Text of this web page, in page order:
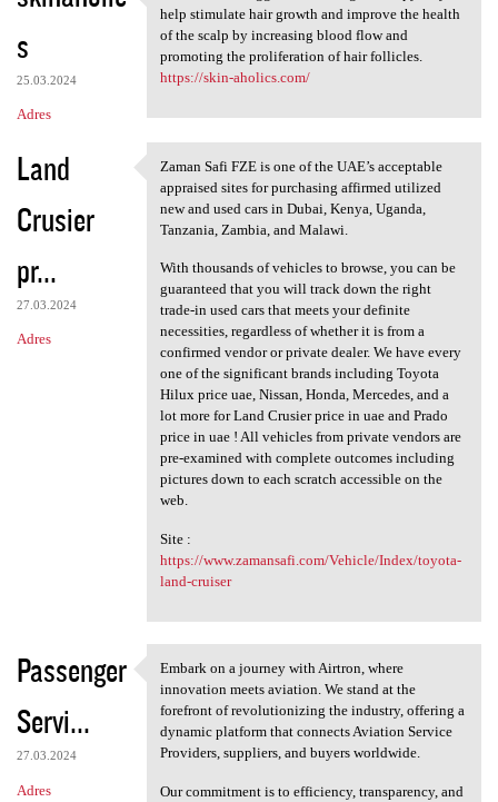
s
25.03.2024
Adres
Some studies suggest that red
help stimulate hair growth and improve the health
of the scalp by increasing blood flow and
promoting the proliferation of hair follicles.
https://skin-aholics.com/
Land
Crusier
pr...
27.03.2024
Adres
Zaman Safi FZE is one of the
Zaman Safi FZE is one of the UAE’s acceptable
appraised sites for purchasing affirmed utilized
new and used cars in Dubai, Kenya, Uganda,
Tanzania, Zambia, and Malawi.
With thousands of vehicles to browse, you can be
guaranteed that you will track down the right
trade-in used cars that meets your definite
necessities, regardless of whether it is from a
confirmed vendor or private dealer. We have every
one of the significant brands including Toyota
Hilux price uae, Nissan, Honda, Mercedes, and a
lot more for Land Crusier price in uae and Prado
price in uae ! All vehicles from private vendors are
pre-examined with complete outcomes including
pictures down to each scratch accessible on the
web.
Site :
https://www.zamansafi.com/Vehicle/Index/toyota-
land-cruiser
Passenger
Servi...
27.03.2024
Adres
Embark on a journey with
Embark on a journey with Airtron, where
innovation meets aviation. We stand at the
forefront of revolutionizing the industry, offering a
dynamic platform that connects Aviation Service
Providers, suppliers, and buyers worldwide.
Our commitment is to efficiency, transparency, and